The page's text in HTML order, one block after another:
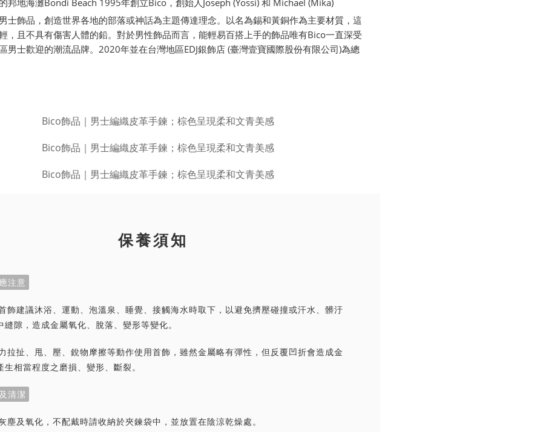
士飾品，創造世界各地的部落或神話為主題傳達理念。以名為錫和黃銅作為主要材質，這
，且不具有傷害人體的鉛。對於男性飾品而言，能輕易百搭上手的飾品唯有Bico一直深受
男士歡迎的潮流品牌。2020年並在台灣地區EDJ銀飾店 (臺灣壹寶國際股份有限公司)為總
保養須知
注意
飾建議沐浴、運動、泡溫泉、睡覺、接觸海水時取下，以避免擠壓碰撞或汗水、髒汙
縫隙，造成金屬氧化、脫落、變形等變化。
拉扯、甩、壓、銳物摩擦等動作使用首飾，雖然金屬略有彈性，但反覆凹折會造成金
生相當程度之磨損、變形、斷裂。
清潔
塵及氧化，不配戴時請收納於夾鍊袋中，並放置在陰涼乾燥處。